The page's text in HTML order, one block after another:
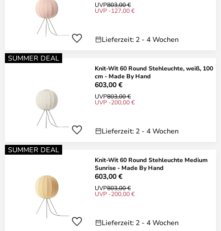
UVP803,00 €
UVP -127,00 €
Lieferzeit: 2 - 4 Wochen
SUMMER DEAL
Knit-Wit 60 Round Stehleuchte, weiß, 100
cm - Made By Hand
603,00 €
UVP803,00 €
UVP -200,00 €
Lieferzeit: 2 - 4 Wochen
SUMMER DEAL
Knit-Wit 60 Round Stehleuchte Medium
Sunrise - Made By Hand
603,00 €
UVP803,00 €
UVP -200,00 €
Lieferzeit: 2 - 4 Wochen